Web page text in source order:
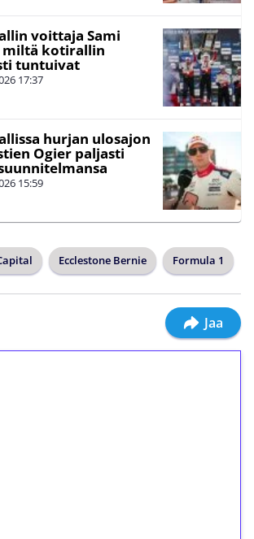
voittaja Sami
miltä kotirallin
tuntuivat
17:37
hurjan ulosajon
Ogier paljasti
15:59
Ecclestone Bernie Formula 1
Jaa